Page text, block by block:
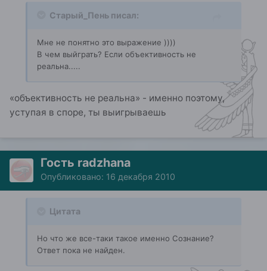
Старый_Пень писал:
Мне не понятно это выражение ))))
В чем выйграть? Если объективность не
реальна.....
«объективность не реальна» - именно поэтому,
уступая в споре, ты выигрываешь
Гость radzhana
Опубликовано: 16 декабря 2010
Цитата
Но что же все-таки такое именно Сознание?
Ответ пока не найден.